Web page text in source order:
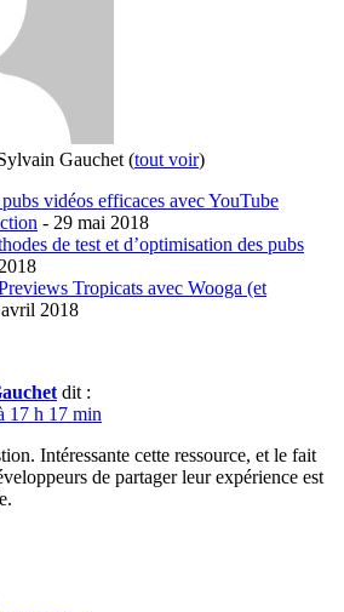
Gauchet (tout voir)
vidéos efficaces avec YouTube
- 29 mai 2018
de test et d’optimisation des pubs
Tropicats avec Wooga (et
2018
dit :
17 h 17 min
Intéressante cette ressource, et le fait
de partager leur expérience est